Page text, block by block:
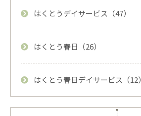
はくとうデイサービス（47）
はくとう春日（26）
はくとう春日デイサービス（12）